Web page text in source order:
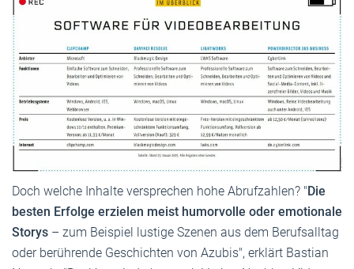
Doch welche Inhalte versprechen hohe Abrufzahlen? " Die
besten Erfolge erzielen meist humorvolle oder emotionale
Storys – zum Beispiel lustige Szenen aus dem Berufsalltag
oder berührende Geschichten von Azubis", erklärt Bastian